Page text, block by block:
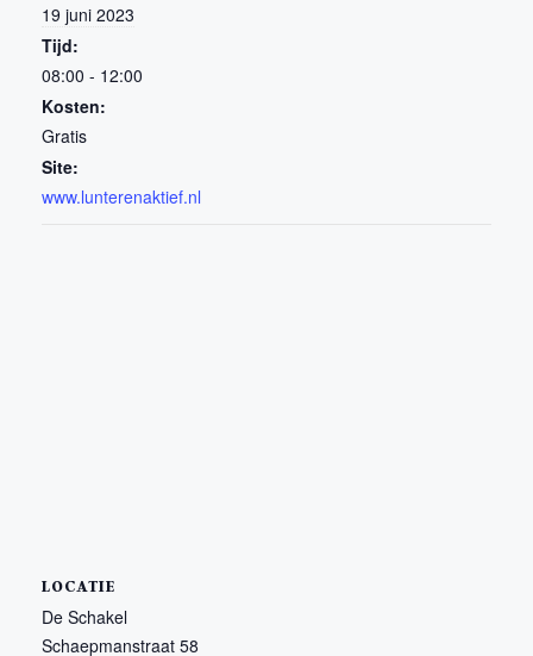
19 juni 2023
Tijd:
08:00 - 12:00
Kosten:
Gratis
Site:
www.lunterenaktief.nl
LOCATIE
De Schakel
Schaepmanstraat 58